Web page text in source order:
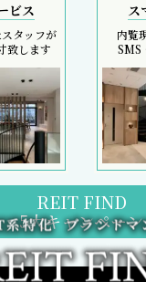
ビス
タッフが
致します
ス
内覧
SMS
REIT FIND
5大キャンペーン